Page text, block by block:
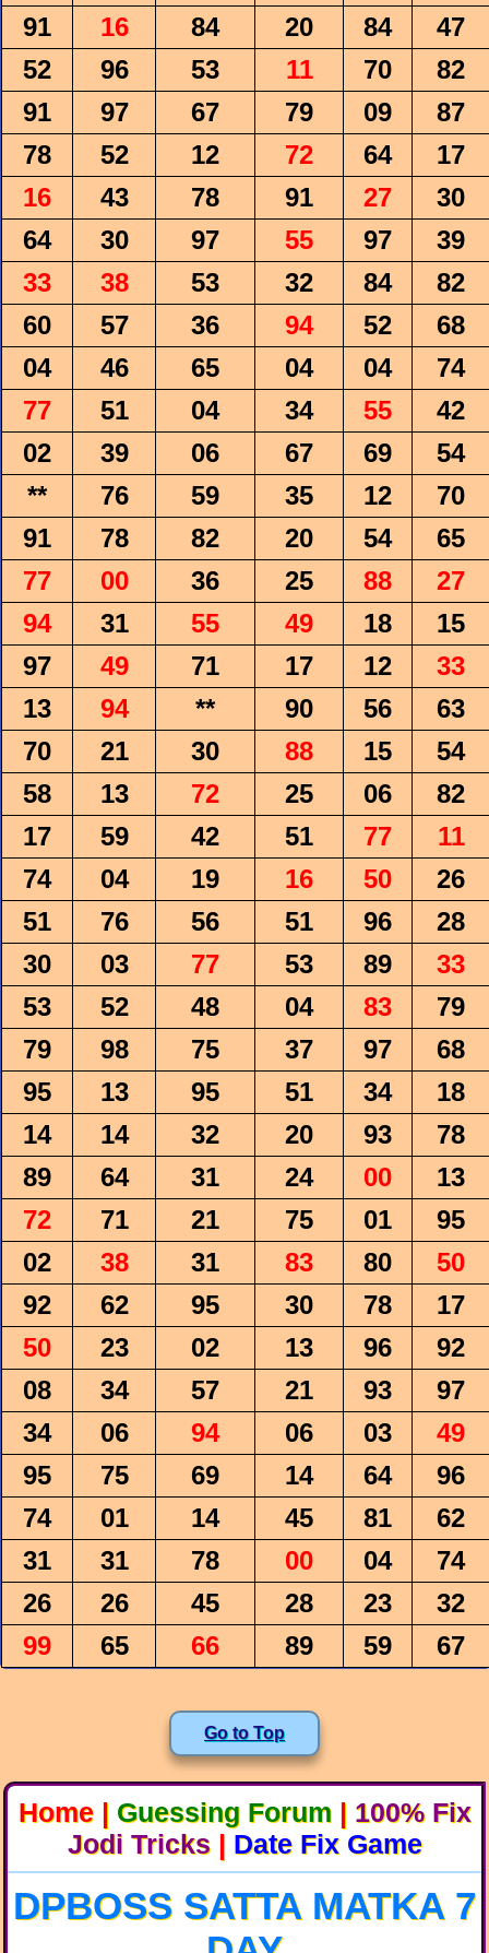
91
16 84 20 84
47
52
96 53 11 70
82
91
97 67 79 09
87
78
52 12 72 64
17
16
43 78 91 27
30
64
30 97 55 97
39
33
38 53 32 84
82
60
57 36 94 52
68
04
46 65 04 04
74
77
51 04 34 55
42
02
39 06 67 69
54
**
76 59 35 12
70
91
78 82 20 54
65
77
00 36 25 88
27
94
31 55 49 18
15
97
49 71 17 12
33
13
94 ** 90 56
63
70
21 30 88 15
54
58
13 72 25 06
82
17
59 42 51 77
11
74
04 19 16 50
26
51
76 56 51 96
28
30
03 77 53 89
33
53
52 48 04 83
79
79
98 75 37 97
68
95
13 95 51 34
18
14
14 32 20 93
78
89
64 31 24 00
13
72
71 21 75 01
95
02
38 31 83 80
50
92
62 95 30 78
17
50
23 02 13 96
92
08
34 57 21 93
97
34
06 94 06 03
49
95
75 69 14 64
96
74
01 14 45 81
62
31
31 78 00 04
74
26
26 45 28 23
32
99
65 66 89 59 67
Go to Top
Home| Guessing Forum| 100% Fix
Jodi Tricks| Date Fix Game
DPBOSS SATTA MATKA 7